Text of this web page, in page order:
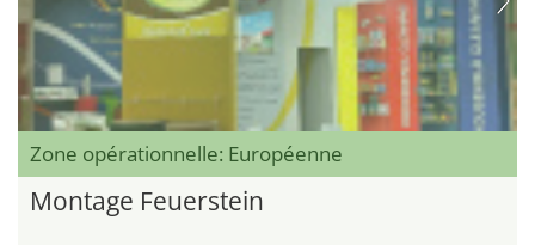
Zone opérationnelle: Européenne
Montage Feuerstein